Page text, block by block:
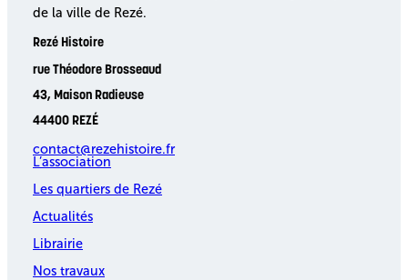
de la ville de Rezé.
Rezé Histoire
rue Théodore Brosseaud
43, Maison Radieuse
44400 REZÉ
contact@rezehistoire.fr
L’association
Les quartiers de Rezé
Actualités
Librairie
Nos travaux